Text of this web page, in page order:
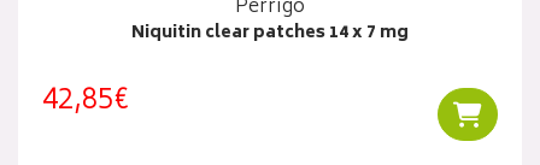
Perrigo
Niquitin clear patches 14 x 7 mg
42,85€